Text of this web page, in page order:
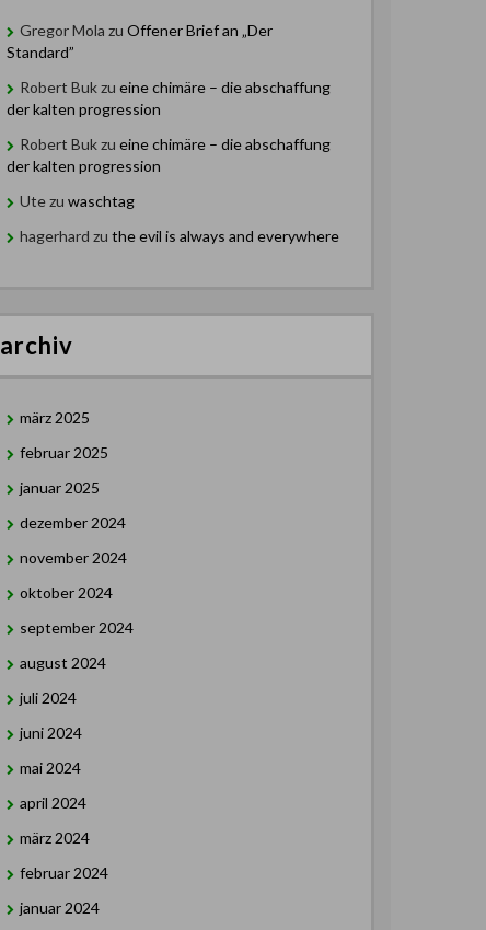
Gregor Mola zu Offener Brief an „Der
Standard”
Robert Bukzu eine chimäre – die abschaffung
der kalten progression
Robert Bukzu eine chimäre – die abschaffung
der kalten progression
Utezu waschtag
hagerhard zu the evil is always and everywhere
archiv
märz 2025
februar 2025
januar 2025
dezember 2024
november 2024
oktober 2024
september 2024
august 2024
juli 2024
juni 2024
mai 2024
april 2024
märz 2024
februar 2024
januar 2024